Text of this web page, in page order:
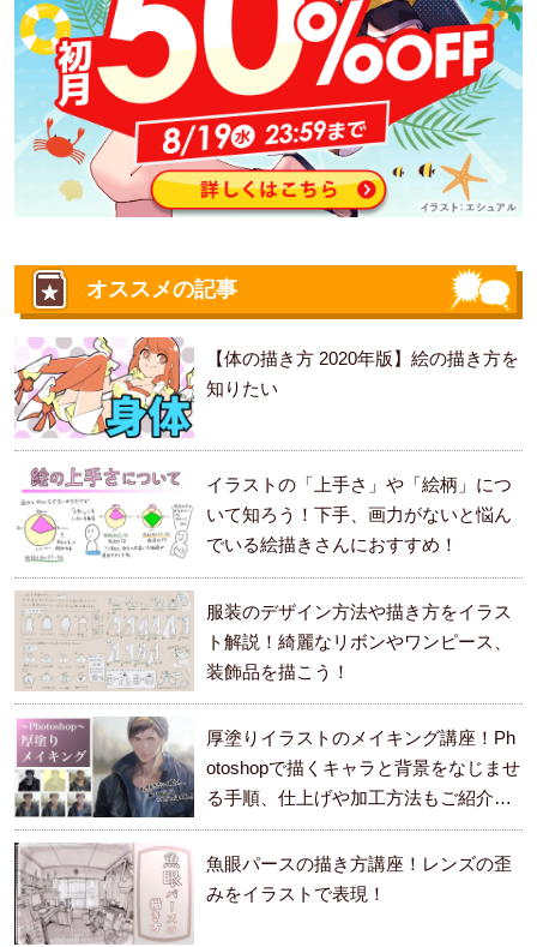
オススメの記事
【体の描き方 2020年版】絵の描き方を
知りたい
イラストの「上手さ」や「絵柄」につ
いて知ろう！下手、画力がないと悩ん
でいる絵描きさんにおすすめ！
服装のデザイン方法や描き方をイラス
ト解説！綺麗なリボンやワンピース、
装飾品を描こう！
厚塗りイラストのメイキング講座！Ph
otoshopで描くキャラと背景をなじませ
る手順、仕上げや加工方法もご紹介し
ます。
魚眼パースの描き方講座！レンズの歪
みをイラストで表現！